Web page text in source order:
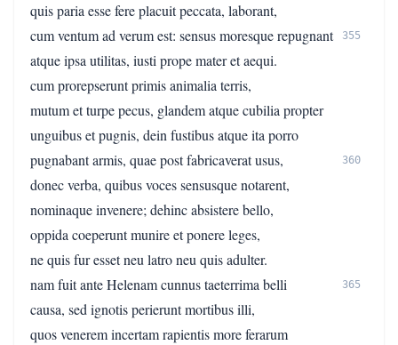
quis paria esse fere placuit peccata, laborant,
cum ventum ad verum est: sensus moresque repugnant
355
atque ipsa utilitas, iusti prope mater et aequi.
cum prorepserunt primis animalia terris,
mutum et turpe pecus, glandem atque cubilia propter
unguibus et pugnis, dein fustibus atque ita porro
pugnabant armis, quae post fabricaverat usus,
360
donec verba, quibus voces sensusque notarent,
nominaque invenere; dehinc absistere bello,
oppida coeperunt munire et ponere leges,
ne quis fur esset neu latro neu quis adulter.
nam fuit ante Helenam cunnus taeterrima belli
365
causa, sed ignotis perierunt mortibus illi,
quos venerem incertam rapientis more ferarum